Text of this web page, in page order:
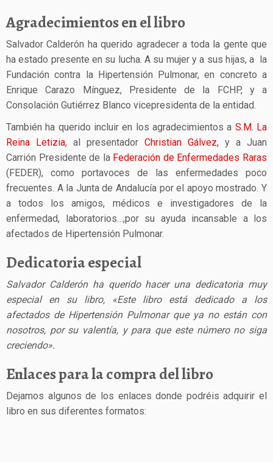
Agradecimientos en el libro
Salvador Calderón ha querido agradecer a toda la gente que
ha estado presente en su lucha. A su mujer y a sus hijas, a la
Fundación contra la Hipertensión Pulmonar, en concreto a
Enrique Carazo Mínguez, Presidente de la FCHP, y a
Consolación Gutiérrez Blanco vicepresidenta de la entidad.
También ha querido incluir en los agradecimientos a S.M. La
Reina Letizia, al presentador Christian Gálvez, y a Juan
Carrión Presidente de la Federación de Enfermedades Raras
(FEDER), como portavoces de las enfermedades poco
frecuentes. A la Junta de Andalucía por el apoyo mostrado. Y
a todos los amigos, médicos e investigadores de la
enfermedad, laboratorios…,por su ayuda incansable a los
afectados de Hipertensión Pulmonar.
Dedicatoria especial
Salvador Calderón ha querido hacer una dedicatoria muy
especial en su libro, «Este libro está dedicado a los
afectados de Hipertensión Pulmonar que ya no están con
nosotros, por su valentía, y para que este número no siga
creciendo».
Enlaces para la compra del libro
Dejamos algunos de los enlaces donde podréis adquirir el
libro en sus diferentes formatos: